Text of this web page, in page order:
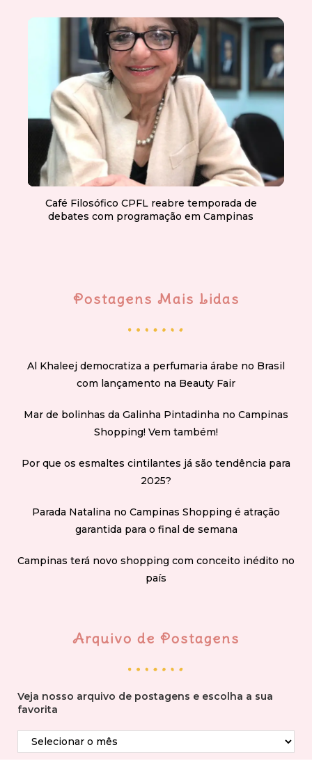
Café Filosófico CPFL reabre temporada de
debates com programação em Campinas
Postagens Mais Lidas
Al Khaleej democratiza a perfumaria árabe no Brasil
com lançamento na Beauty Fair
Mar de bolinhas da Galinha Pintadinha no Campinas
Shopping! Vem também!
Por que os esmaltes cintilantes já são tendência para
2025?
Parada Natalina no Campinas Shopping é atração
garantida para o final de semana
Campinas terá novo shopping com conceito inédito no
país
Arquivo de Postagens
Veja nosso arquivo de postagens e escolha a sua
favorita